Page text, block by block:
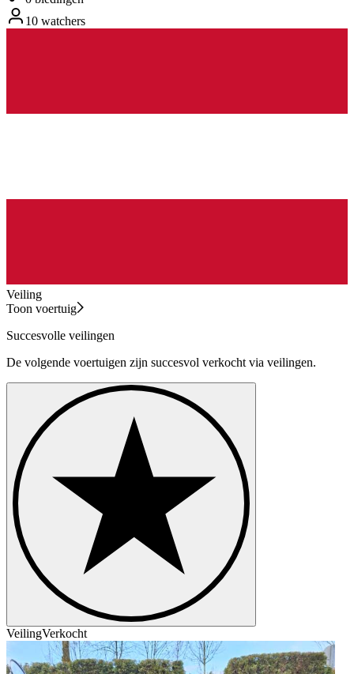
10 watchers
Veiling
Toon voertuig
Succesvolle veilingen
De volgende voertuigen zijn succesvol verkocht via veilingen.
VeilingVerkocht